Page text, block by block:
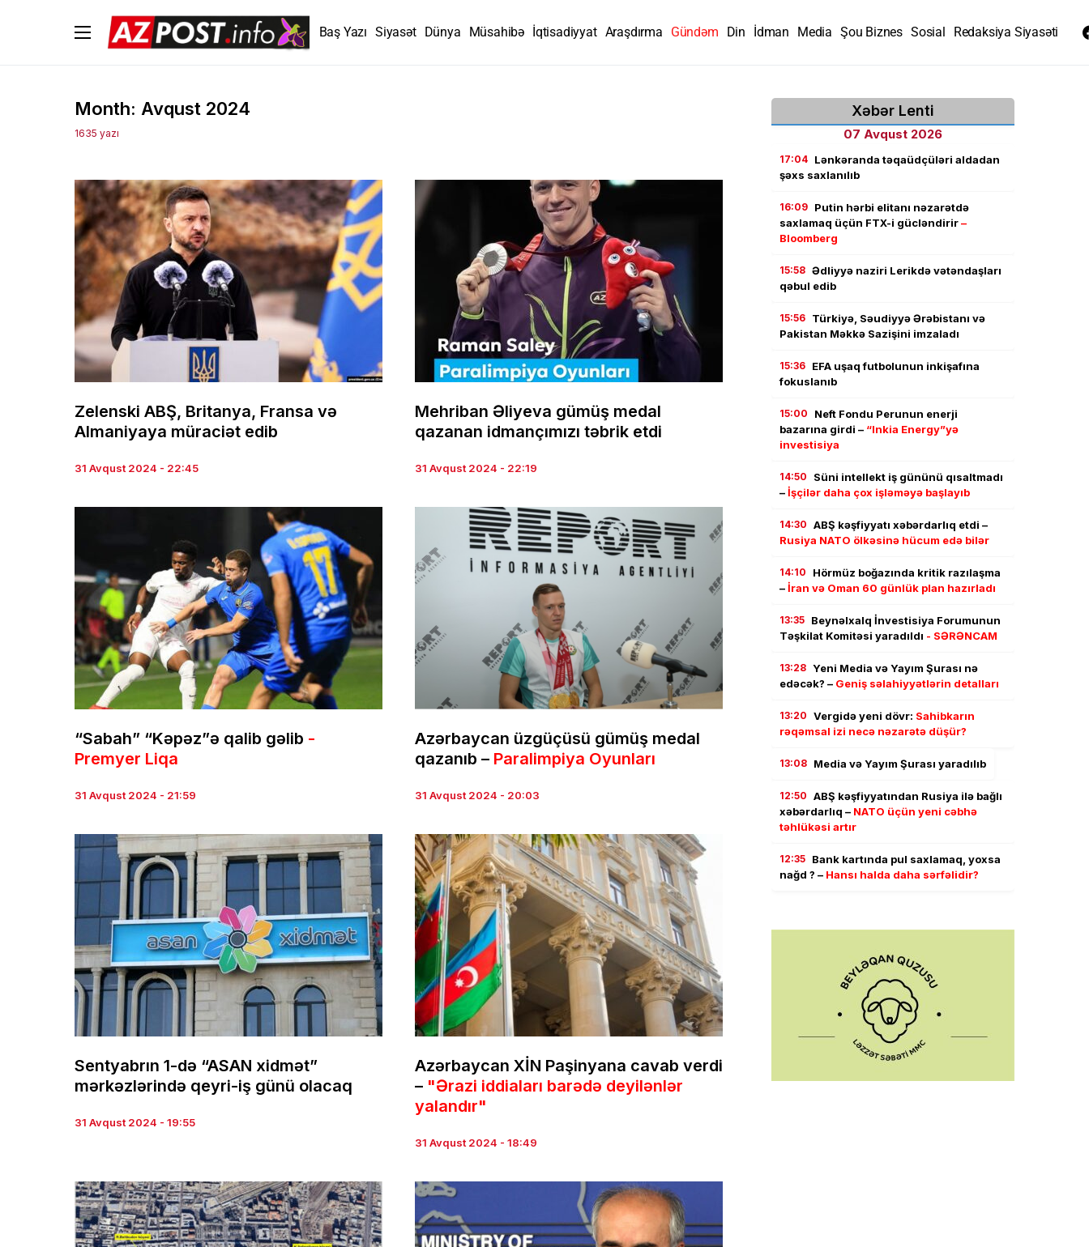
Baş Yazı Siyasət Dünya Müsahibə İqtisadiyyat Araşdırma Gündəm Din İdman Media Şou Biznes Sosial Redaksiya Siyasəti
Month: Avqust 2024
1635 yazı
Zelenski ABŞ, Britanya, Fransa və
Almaniyaya müraciət edib
31 Avqust 2024 - 22:45
Mehriban Əliyeva gümüş medal
qazanan idmançımızı təbrik etdi
31 Avqust 2024 - 22:19
“Sabah” “Kəpəz”ə qalib gəlib -
Premyer Liqa
31 Avqust 2024 - 21:59
Azərbaycan üzgüçüsü gümüş medal
qazanıb – Paralimpiya Oyunları
31 Avqust 2024 - 20:03
Sentyabrın 1-də “ASAN xidmət”
mərkəzlərində qeyri-iş günü olacaq
31 Avqust 2024 - 19:55
Azərbaycan XİN Paşinyana cavab verdi
– "Ərazi iddiaları barədə deyilənlər
yalandır"
31 Avqust 2024 - 18:49
Xəbər Lenti
07 Avqust 2026
17:04 Lənkəranda təqaüdçüləri aldadan
şəxs saxlanılıb
16:09 Putin hərbi elitanı nəzarətdə
saxlamaq üçün FTX-i gücləndirir–
Bloomberg
15:58 Ədliyyə naziri Lerikdə vətəndaşları
qəbul edib
15:56 Türkiyə, Səudiyyə Ərəbistanı və
Pakistan Məkkə Sazişini imzaladı
15:36 EFA uşaq futbolunun inkişafına
fokuslanıb
15:00
Neft Fondu Perunun enerji
bazarına girdi – “Inkia Energy”yə
investisiya
14:50
Süni intellekt iş gününü qısaltmadı
–İşçilər daha çox işləməyə başlayıb
14:30 ABŞ kəşfiyyatı xəbərdarlıq etdi –
Rusiya NATO ölkəsinə hücum edə bilər
14:10
Hörmüz boğazında kritik razılaşma
–İran və Oman 60 günlük plan hazırladı
13:35 Beynəlxalq İnvestisiya Forumunun
Təşkilat Komitəsi yaradıldı - SƏRƏNCAM
13:28 Yeni Media və Yayım Şurası nə
edəcək? – Geniş səlahiyyətlərin detalları
13:20 Vergidə yeni dövr: Sahibkarın
rəqəmsal izi necə nəzarətə düşür?
13:08 Media və Yayım Şurası yaradılıb
12:50 ABŞ kəşfiyyatından Rusiya ilə bağlı
xəbərdarlıq – NATO üçün yeni cəbhə
təhlükəsi artır
12:35 Bank kartında pul saxlamaq, yoxsa
nağd ? – Hansı halda daha sərfəlidir?